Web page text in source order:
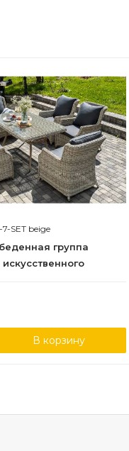
7-SET beige
группа
В корзину